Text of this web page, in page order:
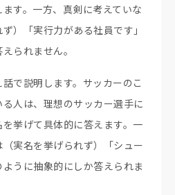
す。一方、真剣に考えていな
）「実行力がある社員です」
られません。
で説明します。サッカーのこ
人は、理想のサッカー選手に
挙げて具体的に答えます。一
実名を挙げられず）「シュー
うに抽象的にしか答えられま